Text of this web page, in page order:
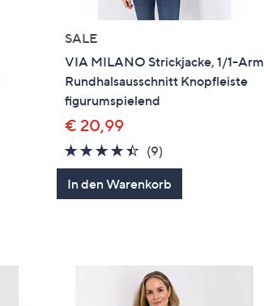
SALE
VIA MILANO Strickjacke, 1/1-Arm
Rundhalsausschnitt Knopfleiste
figurumspielend
€ 20,99
4.3
von
5
(9)
Bewertungen
In den Warenkorb